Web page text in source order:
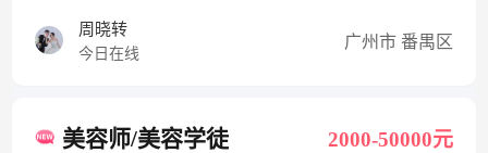
周晓转
今日在线
广州市 番禺区
美容师/美容学徒 2000-50000元